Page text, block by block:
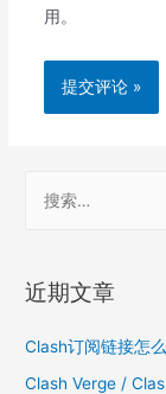
用。
r
h
f
近期文章
Clash订阅链接怎
Clash Verge /